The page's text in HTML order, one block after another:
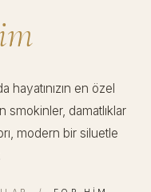
en özel
smokinler, damatlıklar
modern bir siluetle